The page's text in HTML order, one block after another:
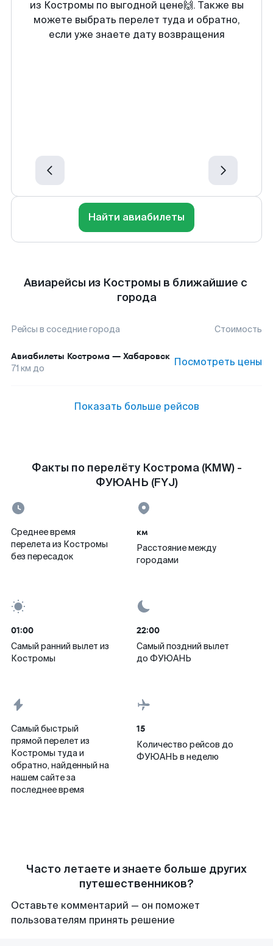
из Костромы по выгодной цене🙌. Также вы
можете выбрать перелет туда и обратно,
если уже знаете дату возвращения
Найти авиабилеты
Авиарейсы из Костромы в ближайшие с
города
Рейсы в соседние города Стоимость
Авиабилеты Кострома — Хабаровск
71 км до Посмотреть цены
Показать больше рейсов
Факты по перелёту Кострома (KMW) -
ФУЮАНЬ (FYJ)
Среднее время
перелета из Костромы
без пересадок
км
Расстояние между
городами
01:00
Самый ранний вылет из
Костромы
22:00
Самый поздний вылет
до ФУЮАНЬ
Самый быстрый
прямой перелет из
Костромы туда и
обратно, найденный на
нашем сайте за
последнее время
15
Количество рейсов до
ФУЮАНЬ в неделю
Часто летаете и знаете больше других
путешественников?
Оставьте комментарий — он поможет
пользователям принять решение